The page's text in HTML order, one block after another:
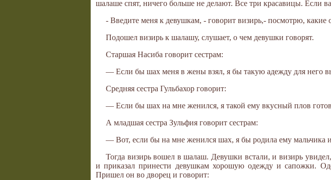
шалаше спят, ничего больше не делают. Все три красавицы. Если
- Введите меня к девушкам, - говорит визирь,- посмотрю, какие
Подошел визирь к шалашу, слушает, о чем девушки говорят.
Старшая Насиба говорит сестрам:
— Если бы шах меня в жены взял, я бы такую адежду для него
Средняя сестра Гульбахор говорит:
— Если бы шах на мне женился, я такой ему вкусный плов
А младшая сестра Зульфия говорит сестрам:
— Вот, если бы на мне женился шах, я бы родила ему мальчика
Тогда визирь вошел в шалаш. Девушки встали, и визирь
и приказал принести девушкам хорошую одежду и сапожки.
Пришел он во дворец и говорит: